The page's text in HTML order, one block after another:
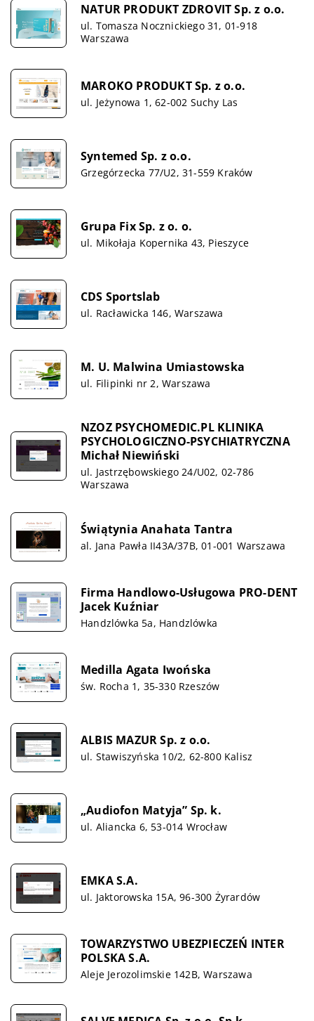
NATUR PRODUKT ZDROVIT Sp. z o.o.
ul. Tomasza Nocznickiego 31, 01-918
Warszawa
MAROKO PRODUKT Sp. z o.o.
ul. Jeżynowa 1, 62-002 Suchy Las
Syntemed Sp. z o.o.
Grzegórzecka 77/U2, 31-559 Kraków
Grupa Fix Sp. z o. o.
ul. Mikołaja Kopernika 43, Pieszyce
CDS Sportslab
ul. Racławicka 146, Warszawa
M. U. Malwina Umiastowska
ul. Filipinki nr 2, Warszawa
NZOZ PSYCHOMEDIC.PL KLINIKA
PSYCHOLOGICZNO-PSYCHIATRYCZNA
Michał Niewiński
ul. Jastrzębowskiego 24/U02, 02-786
Warszawa
Świątynia Anahata Tantra
al. Jana Pawła II43A/37B, 01-001 Warszawa
Firma Handlowo-Usługowa PRO-DENT
Jacek Kuźniar
Handzlówka 5a, Handzlówka
Medilla Agata Iwońska
św. Rocha 1, 35-330 Rzeszów
ALBIS MAZUR Sp. z o.o.
ul. Stawiszyńska 10/2, 62-800 Kalisz
„Audiofon Matyja” Sp. k.
ul. Aliancka 6, 53-014 Wrocław
EMKA S.A.
ul. Jaktorowska 15A, 96-300 Żyrardów
TOWARZYSTWO UBEZPIECZEŃ INTER
POLSKA S.A.
Aleje Jerozolimskie 142B, Warszawa